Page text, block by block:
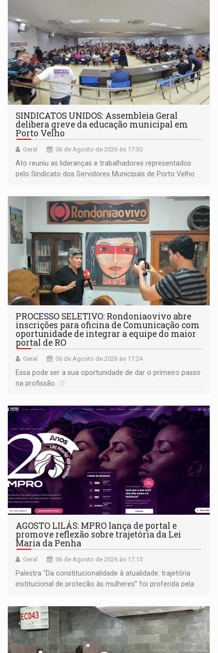
SINDICATOS UNIDOS: Assembleia Geral
delibera greve da educação municipal em
Porto Velho
Geral 06 de Agosto de 2026 às 17:30
Ato reuniu as lideranças e trabalhadores representados
pelo Sindicato dos Servidores Municipais de Porto Velho
PROCESSO SELETIVO: Rondoniaovivo abre
inscrições para oficina de Comunicação com
oportunidade de integrar a equipe do maior
portal de RO
Geral 06 de Agosto de 2026 às 17:24
Essa pode ser a sua oportunidade de dar o primeiro passo
na profissão
AGOSTO LILÁS: MPRO lança de portal e
promove reflexão sobre trajetória da Lei
Maria da Penha
Geral 06 de Agosto de 2026 às 17:15
Palestra "Da constitucionalidade à atualidade: trajetória
institucional de proteção às mulheres” foi proferida pela
Goiás